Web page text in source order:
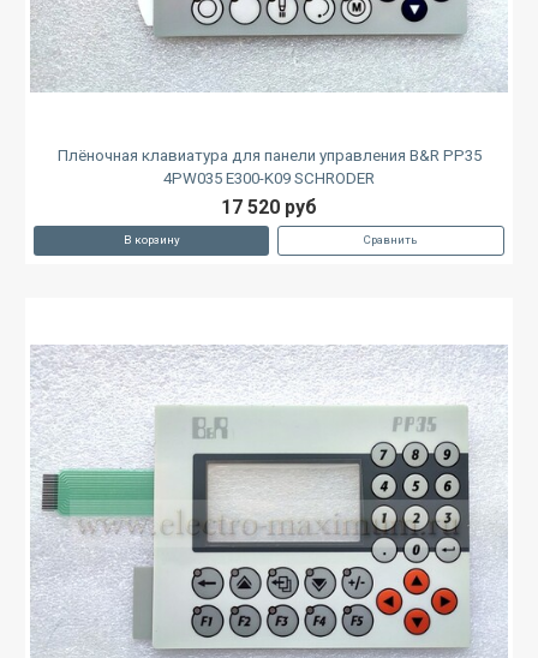
Плёночная клавиатура для панели управления B&R PP35
4PW035 E300-K09 SCHRODER
17 520 руб
В корзину Сравнить